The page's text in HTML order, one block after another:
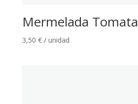
Mermelada Tomata
3,50 € / unidad